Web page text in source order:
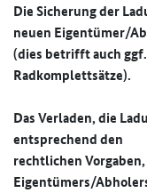
Die Sicherung der
neuen Eigentümer/
(dies betrifft auch
Radkomplettsätze).
Das Verladen, die
entsprechend den
rechtlichen Vorgaben,
Eigentümers/